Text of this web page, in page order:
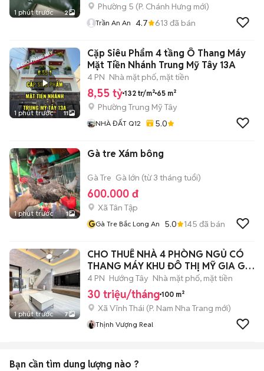
1 phút trước 2
Phường 5 (P. Chánh Hưng mới)
Trần An An 4.7 613 đã bán
1 phút trước 11
Cặp Siêu Phẩm 4 tầng Ô Thang Máy
Mặt Tiền Nhánh Trung Mỹ Tây 13A
4 PN Nhà mặt phố, mặt tiền
8,55 tỷ 132 tr/m² 65 m²
Phường Trung Mỹ Tây
NHÀ ĐẤT Q12 5.0
1 phút trước 1
Gà tre Xám bông
Gà Tre Gà lớn (từ 3 tháng tuổi)
600.000 đ
Xã Tân Tập
GGà Tre Bắc Long An 5.0 145 đã bán
1 phút trước 7
CHO THUÊ NHÀ 4 PHÒNG NGỦ CÓ
THANG MÁY KHU ĐÔ THỊ MỸ GIA GIÁ
30 TRIỆU
4 PN Hướng Tây Nhà mặt phố, mặt tiền
30 triệu/tháng 100 m²
Xã Vĩnh Thái (P. Nam Nha Trang mới)
Thịnh Vượng Real
Bạn cần tìm dung lượng nào ?